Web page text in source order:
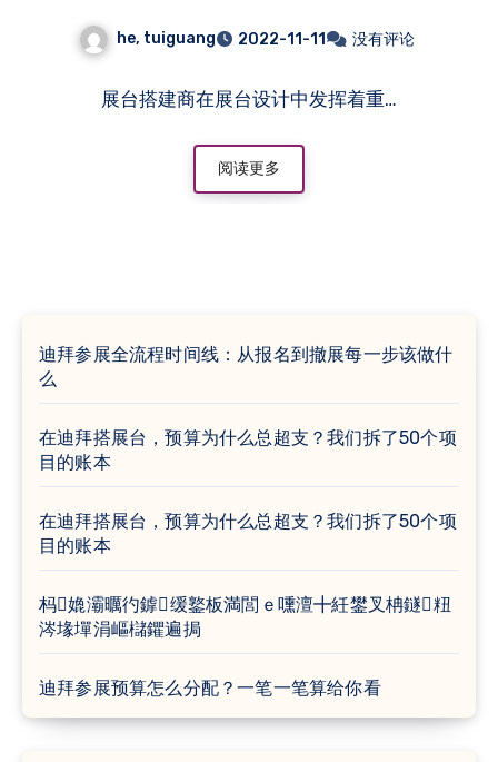
he, tuiguang 2022-11-11 没有评论
展台搭建商在展台设计中发挥着重…
阅读更多
迪拜参展全流程时间线：从报名到撤展每一步该做什
么
在迪拜搭展台，预算为什么总超支？我们拆了50个项
目的账本
在迪拜搭展台，预算为什么总超支？我们拆了50个项
目的账本
杩嫓灞曞彴鎼缓鐜板満閭ｅ嚑澶╋紝鐢叉柟鐩粈
涔堟墠涓嶇櫧鑺遍挶
迪拜参展预算怎么分配？一笔一笔算给你看